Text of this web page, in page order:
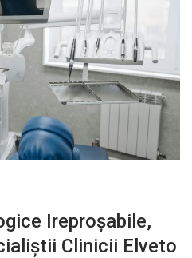
Ireproșabile,
Clinicii Elveto